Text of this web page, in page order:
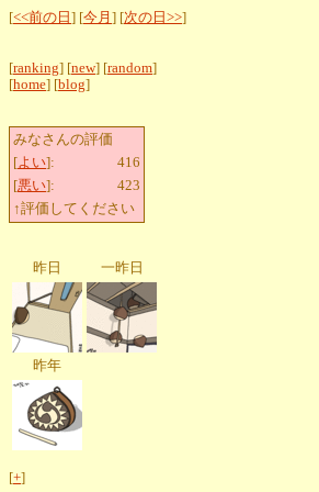
[<<前の日 ] [今月 ] [次の日>>]
[ranking] [new] [random]
[home] [blog]
みなさんの評価
[よい]:
416
[悪い]:
423
↑評価してください
昨日 一昨日
昨年
[+]